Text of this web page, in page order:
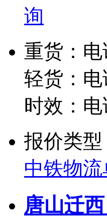
询
重货：电
轻货：电
时效：
报价类
中铁物
唐山迁